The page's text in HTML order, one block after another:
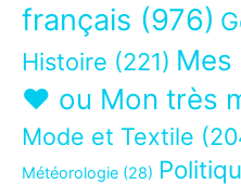
français (976)
Histoire (221)
❤ ou Mon très
Mode et Textile
Météorologie (28)